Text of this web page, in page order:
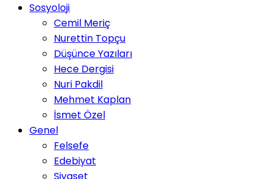
Sosyoloji
Cemil Meriç
Nurettin Topçu
Düşünce Yazıları
Hece Dergisi
Nuri Pakdil
Mehmet Kaplan
İsmet Özel
Genel
Felsefe
Edebiyat